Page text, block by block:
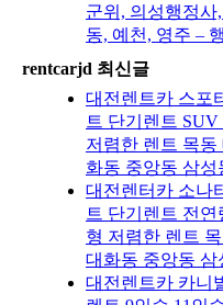
군위, 의성행정사
동, 예천, 영주 –
rentcarjd 최신글
대전렌트카 스포
트 단기렌트
저렴한 렌트 목동
화동 중앙동 삼
대전렌터카 소나
트 단기렌트 전
형 저렴한 렌트
대화동 중앙동 삼
대전렌트카 카니